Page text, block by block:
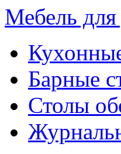
Мебель
Барные
Столы